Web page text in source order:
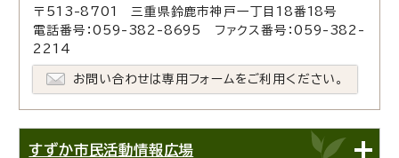
〒513-8701 三重県鈴鹿市神戸一丁目18番18号
電話番号：059-382-8695 ファクス番号：059-382-
2214
お問い合わせは専用フォームをご利用ください。
すずか市民活動情報広場